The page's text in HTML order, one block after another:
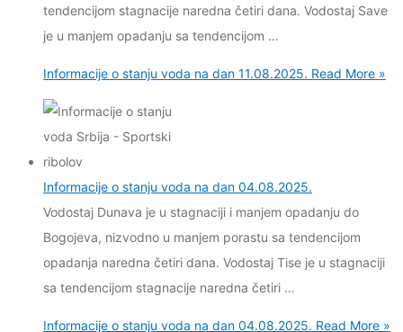
tendencijom stagnacije naredna četiri dana. Vodostaj Save
je u manjem opadanju sa tendencijom …
Informacije o stanju voda na dan 11.08.2025. Read More »
Informacije o stanju voda na dan 04.08.2025.
Vodostaj Dunava je u stagnaciji i manjem opadanju do
Bogojeva, nizvodno u manjem porastu sa tendencijom
opadanja naredna četiri dana. Vodostaj Tise je u stagnaciji
sa tendencijom stagnacije naredna četiri …
Informacije o stanju voda na dan 04.08.2025. Read More »